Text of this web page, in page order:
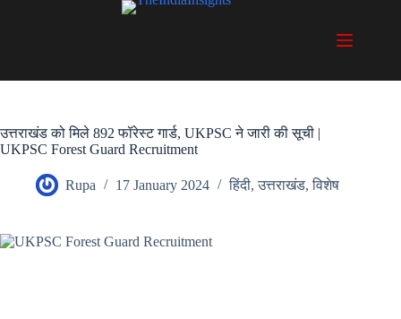
उत्तराखंड को मिले 892 फॉरेस्ट गार्ड, UKPSC ने जारी की सूची |
UKPSC Forest Guard Recruitment
Rupa 17 January 2024 हिंदी,उत्तराखंड,विशेष